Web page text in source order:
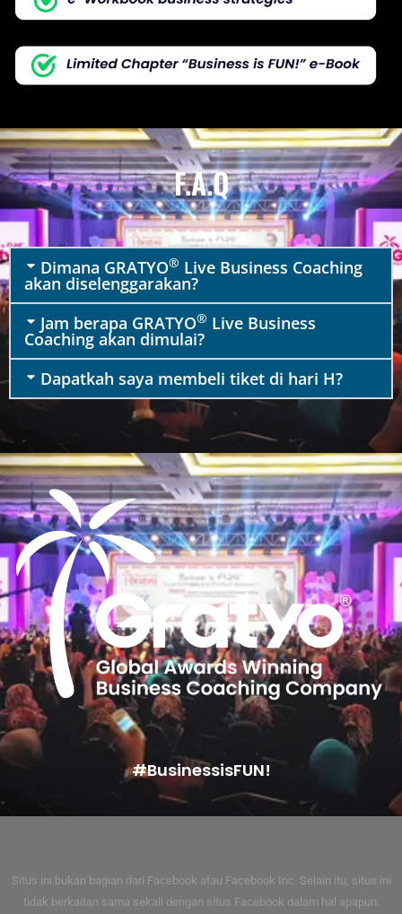
F.A.Q
Dimana GRATYO® Live Business Coaching
akan diselenggarakan?
Jam berapa GRATYO® Live Business
Coaching akan dimulai?
Dapatkah saya membeli tiket di hari H?
#BusinessisFUN!
Situs ini bukan bagian dari Facebook atau Facebook Inc. Selain itu, situs ini
tidak berkaitan sama sekali dengan situs Facebook dalam hal apapun.